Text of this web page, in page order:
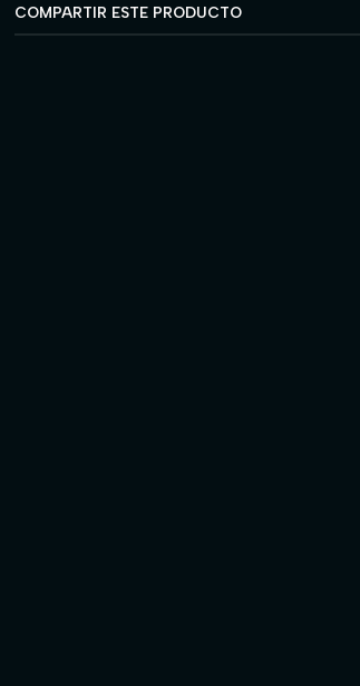
COMPARTIR ESTE PRODUCTO